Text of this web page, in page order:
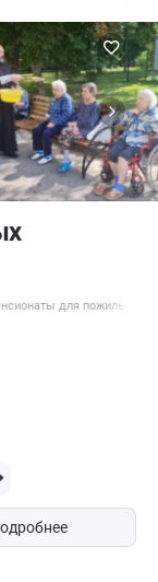
для пожилых с